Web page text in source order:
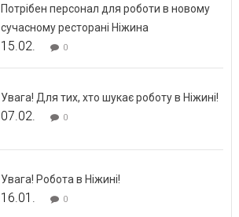
Потрібен персонал для роботи в новому
сучасному ресторані Ніжина
15.02. 0
Увага! Для тих, хто шукає роботу в Ніжині!
07.02. 0
Увага! Робота в Ніжині!
16.01. 0